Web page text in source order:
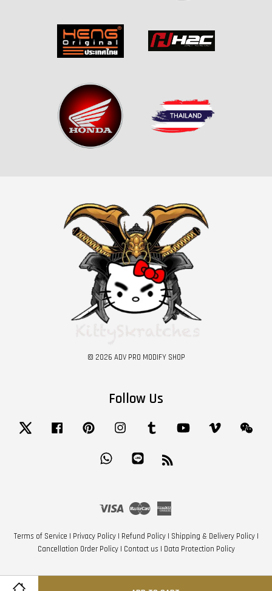
© 2026 ADV PRO MODIFY SHOP
Follow Us
Twitter Facebook Pinterest Instagram Tumblr YouTube Vimeo
Whatsapp
Visa Master
Terms of Service | Privacy Policy| Refund Policy| Shipping & Delivery Policy|
Cancellation Order Policy| Contact us | Data Protection Policy